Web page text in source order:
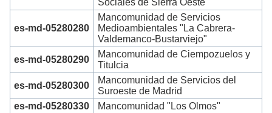
Sociales de Sierra Oeste
es-md-05280280
Mancomunidad de Servicios
Medioambientales "La Cabrera-
Valdemanco-Bustarviejo"
es-md-05280290
Mancomunidad de Ciempozuelos y
Titulcia
es-md-05280300
Mancomunidad de Servicios del
Suroeste de Madrid
es-md-05280330
Mancomunidad "Los Olmos"